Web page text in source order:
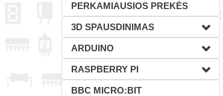
PERKAMIAUSIOS PREKĖS
3D SPAUSDINIMAS
ARDUINO
RASPBERRY PI
BBC MICRO:BIT